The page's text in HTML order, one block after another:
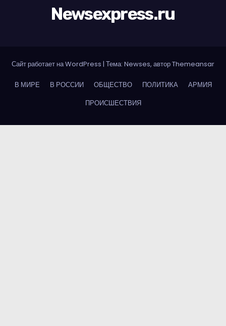
Newsexpress.ru
Сайт работает на WordPress | Тема: Newses, авторThemeansar
В МИРЕ В РОССИИ ОБЩЕСТВО ПОЛИТИКА
АРМИЯ
ПРОИСШЕСТВИЯ